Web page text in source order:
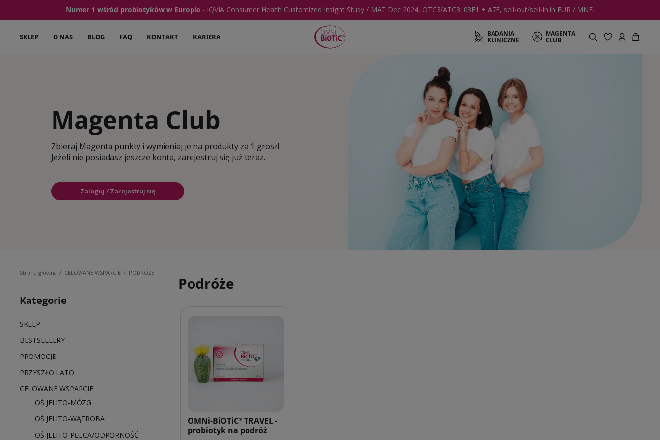
Numer 1 wśród probiotyków w Europie - IQVIA Consumer Health Customized Insight Study / MAT Dec 2024, OTC3/ATC3: 03F1 + A7F, sell-out/sell-in in EUR / MNF.
SKLEP O NAS BLOG FAQ KONTAKT KARIERA BADANIA
KLINICZNE
MAGENTA
CLUB
Magenta Club
Zbieraj Magenta punkty i wymieniaj je na produkty za 1 grosz!
Jeżeli nie posiadasz jeszcze konta, zarejestruj się już teraz.
Zaloguj / Zarejestruj się
Strona główna / CELOWANE WSPARCIE / PODRÓŻE
Kategorie
SKLEP
BESTSELLERY
PROMOCJE
PRZYSZŁO LATO
CELOWANE WSPARCIE
OŚ JELITO-MÓZG
OŚ JELITO-WĄTROBA
OŚ JELITO-PŁUCA/ODPORNOŚĆ
Podróże
OMNi-BiOTiC® TRAVEL -
probiotyk na podróż